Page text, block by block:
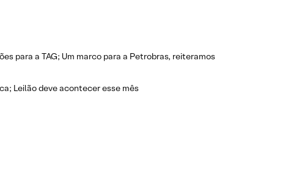
para a TAG; Um marco para a Petrobras, reiteramos
Leilão deve acontecer esse mês